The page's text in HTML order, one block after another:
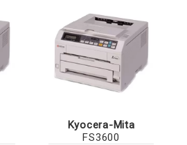
Kyocera-Mita
FS3600